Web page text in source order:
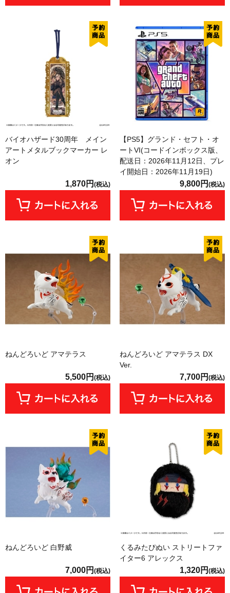
バイオハザード30周年 メイン
アートメタルブックマーカー レ
オン
1,870円 (税込)
【PS5】グランド・セフト・オ
ートVI(コードインボックス版、
配送日：2026年11月12日、プレ
イ開始日：2026年11月19日)
9,800円 (税込)
ねんどろいど アマテラス
5,500円 (税込)
ねんどろいど アマテラス DX
Ver.
7,700円 (税込)
ねんどろいど 白野威
7,000円 (税込)
くるみたぴぬい ストリートファ
イター6 アレックス
1,320円 (税込)